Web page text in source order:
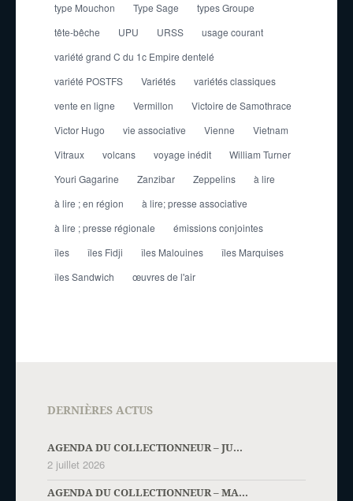
type Mouchon
Type Sage
types Groupe
tête-bêche
UPU URSS
usage courant
variété grand C du 1c Empire dentelé
variété POSTFS
Variétés
variétés classiques
vente en ligne
Vermillon
Victoire de Samothrace
Victor Hugo
vie associative Vienne
Vietnam
Vitraux
volcans voyage inédit
William Turner
Youri Gagarine
Zanzibar Zeppelins
à lire
à lire ; en région
à lire; presse associative
à lire ; presse régionale
émissions conjointes
îles
îles Fidji îles Malouines
îles Marquises
îles Sandwich
œuvres de l'air
DERNIÈRES ACTUS
AGENDA DU COLLECTIONNEUR – JU...
2 juillet 2026
AGENDA DU COLLECTIONNEUR – MA...